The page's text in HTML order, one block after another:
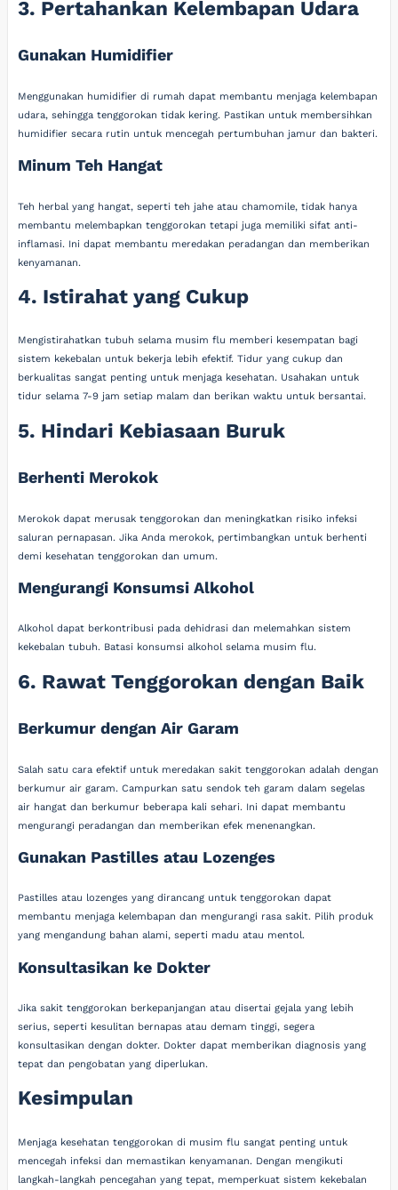
3. Pertahankan Kelembapan Udara
Gunakan Humidifier
Menggunakan humidifier di rumah dapat membantu menjaga kelembapan
udara, sehingga tenggorokan tidak kering. Pastikan untuk membersihkan
humidifier secara rutin untuk mencegah pertumbuhan jamur dan bakteri.
Minum Teh Hangat
Teh herbal yang hangat, seperti teh jahe atau chamomile, tidak hanya
membantu melembapkan tenggorokan tetapi juga memiliki sifat anti-
inflamasi. Ini dapat membantu meredakan peradangan dan memberikan
kenyamanan.
4. Istirahat yang Cukup
Mengistirahatkan tubuh selama musim flu memberi kesempatan bagi
sistem kekebalan untuk bekerja lebih efektif. Tidur yang cukup dan
berkualitas sangat penting untuk menjaga kesehatan. Usahakan untuk
tidur selama 7-9 jam setiap malam dan berikan waktu untuk bersantai.
5. Hindari Kebiasaan Buruk
Berhenti Merokok
Merokok dapat merusak tenggorokan dan meningkatkan risiko infeksi
saluran pernapasan. Jika Anda merokok, pertimbangkan untuk berhenti
demi kesehatan tenggorokan dan umum.
Mengurangi Konsumsi Alkohol
Alkohol dapat berkontribusi pada dehidrasi dan melemahkan sistem
kekebalan tubuh. Batasi konsumsi alkohol selama musim flu.
6. Rawat Tenggorokan dengan Baik
Berkumur dengan Air Garam
Salah satu cara efektif untuk meredakan sakit tenggorokan adalah dengan
berkumur air garam. Campurkan satu sendok teh garam dalam segelas
air hangat dan berkumur beberapa kali sehari. Ini dapat membantu
mengurangi peradangan dan memberikan efek menenangkan.
Gunakan Pastilles atau Lozenges
Pastilles atau lozenges yang dirancang untuk tenggorokan dapat
membantu menjaga kelembapan dan mengurangi rasa sakit. Pilih produk
yang mengandung bahan alami, seperti madu atau mentol.
Konsultasikan ke Dokter
Jika sakit tenggorokan berkepanjangan atau disertai gejala yang lebih
serius, seperti kesulitan bernapas atau demam tinggi, segera
konsultasikan dengan dokter. Dokter dapat memberikan diagnosis yang
tepat dan pengobatan yang diperlukan.
Kesimpulan
Menjaga kesehatan tenggorokan di musim flu sangat penting untuk
mencegah infeksi dan memastikan kenyamanan. Dengan mengikuti
langkah-langkah pencegahan yang tepat, memperkuat sistem kekebalan